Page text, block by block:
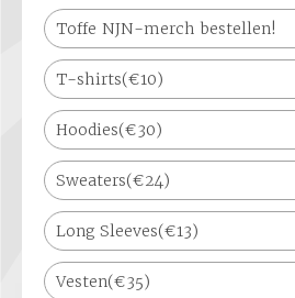
Toffe NJN-merch bestellen!
T-shirts(€10)
Hoodies(€30)
Sweaters(€24)
Long Sleeves(€13)
Vesten(€35)